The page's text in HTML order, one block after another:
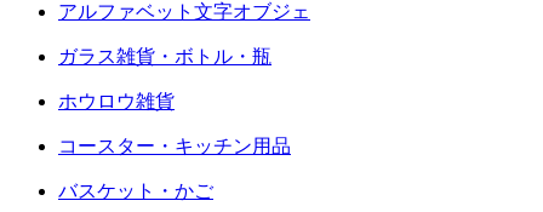
アルファベット文字オブジェ
ガラス雑貨・ボトル・瓶
ホウロウ雑貨
コースター・キッチン用品
バスケット・かご